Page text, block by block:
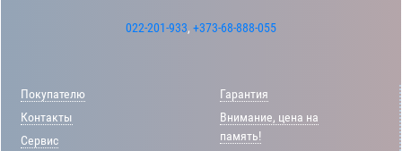
022-201-933, +373-68-888-055
Покупателю
Контакты
Сервис
Гарантия
Внимание, цена на
память!